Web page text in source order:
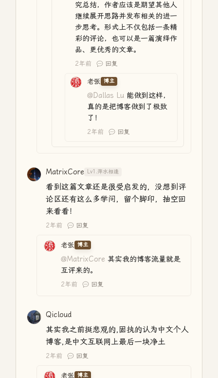
究总结，作者应该是期望其他人
继续展开思路并发布相关的进一
步思考。形式上不仅包括一条精
彩的评论，也可以是一篇演绎作
品、更优秀的文章。
2年前 回复
老张 博主
@Dallas Lu 能做到这样，
真的是把博客做到了极致
了！
2年前 回复
MatrixCore Lv1.萍水相逢
看到这篇文章还是很受启发的，没想到评
论区还有这么多学问，留个脚印，抽空回
来看看！
2年前 回复
老张 博主
@MatrixCore 其实我的博客流量就是
互评来的。
2年前 回复
Qicloud
其实我之前挺悲观的,固执的认为中文个人
博客,是中文互联网上最后一块净土
2年前 回复
老张 博主